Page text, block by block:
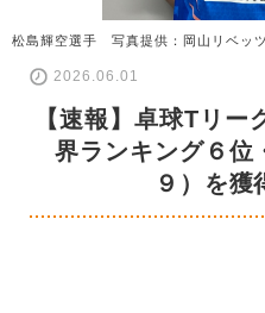
松島輝空選手 写真提供：岡山リベッツ
2026.06.01
【速報】卓球Tリ
界ランキング６位
９）を獲